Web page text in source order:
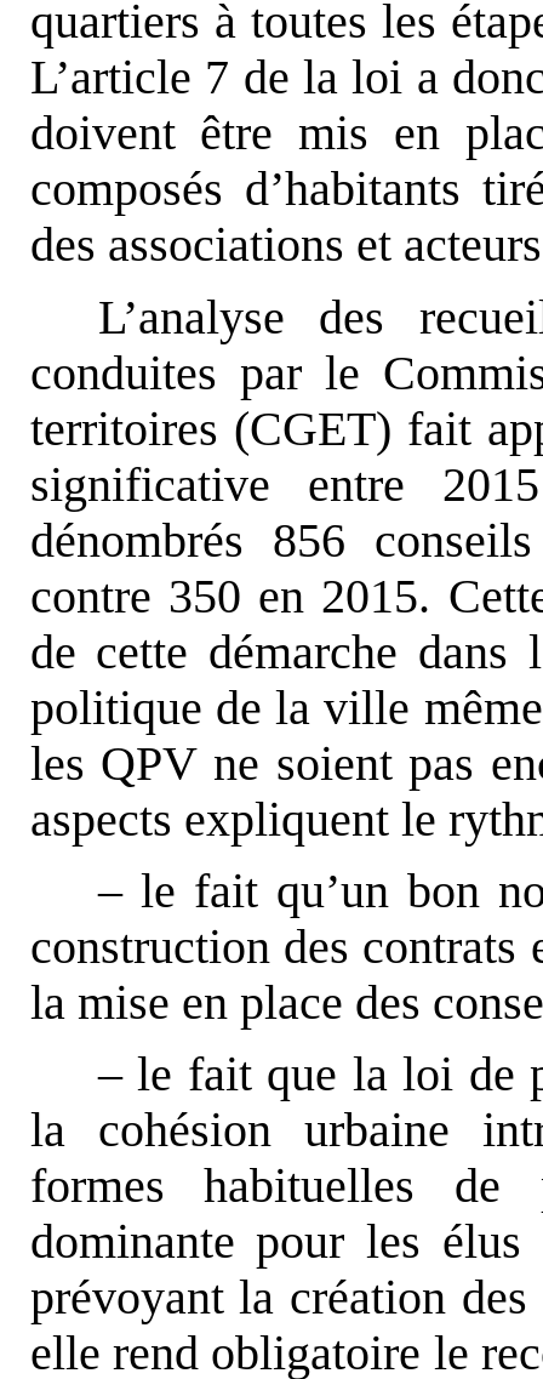
quartiers à toutes les
L’article 7 de la loi a
doivent être mis en
composés d’habitants
des associations et
L’analyse des
conduites par le
territoires (CGET) fait
significative entre
dénombrés 856
contre 350 en 2015.
de cette démarche
politique de la ville
les QPV ne soient pas
aspects expliquent le
– le fait qu’un bon
construction des contrats
la mise en place des
– le fait que la loi de
la cohésion urbaine
formes habituelles
dominante pour les
prévoyant la création
elle rend obligatoire le